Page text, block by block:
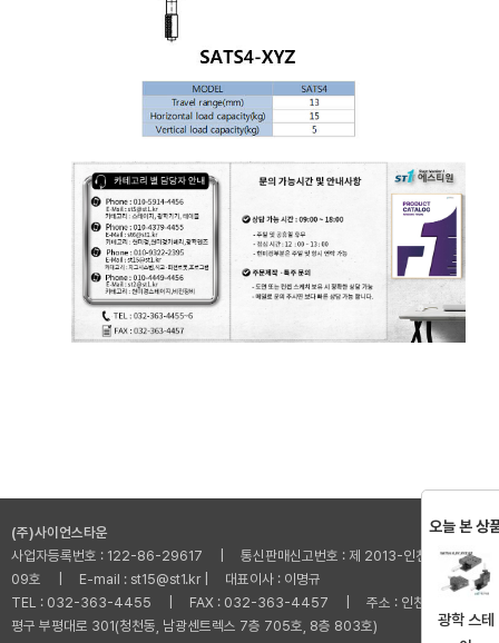
(주)사이언스타운
사업자등록번호 : 122-86-29617 | 통신판매신고번호 : 제 2013-인천부평-001
09호 | E-mail : st15@st1.kr | 대표이사 : 이명규
TEL : 032-363-4455 | FAX : 032-363-4457 | 주소 : 인천광역시 부
평구 부평대로 301(청천동, 남광센트렉스 7층 705호, 8층 803호)
오늘 본 상
광학 스테